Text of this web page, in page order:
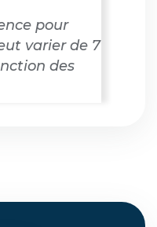
pour
varier de 7
des